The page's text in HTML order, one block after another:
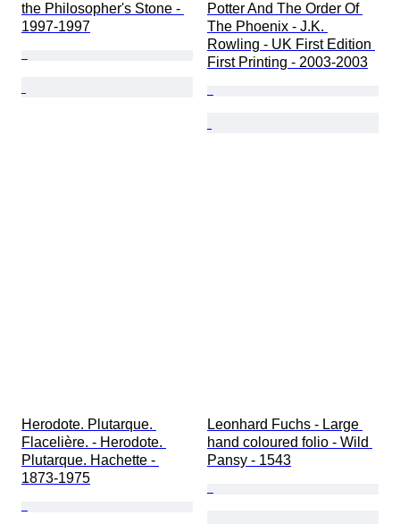
the Philosopher's Stone -
1997-1997
Potter And The Order Of
The Phoenix - J.K.
Rowling - UK First Edition
First Printing - 2003-2003
Herodote. Plutarque.
Flacelière. - Herodote.
Plutarque. Hachette -
1873-1975
Leonhard Fuchs - Large
hand coloured folio - Wild
Pansy - 1543